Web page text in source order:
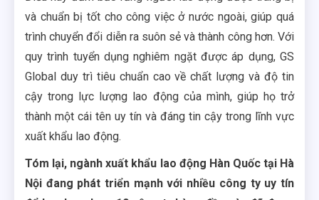
và chuẩn bị tốt cho công việc ở nước ngoài, giúp quá
trình chuyển đổi diễn ra suôn sẻ và thành công hơn. Với
quy trình tuyển dụng nghiêm ngặt được áp dụng, GS
Global duy trì tiêu chuẩn cao về chất lượng và độ tin
cậy trong lực lượng lao động của mình, giúp họ trở
thành một cái tên uy tín và đáng tin cậy trong lĩnh vực
xuất khẩu lao động.
Tóm lại, ngành xuất khẩu lao động Hàn Quốc tại Hà
Nội đang phát triển mạnh với nhiều công ty uy tín